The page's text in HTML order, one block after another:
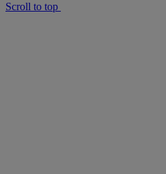
Scroll to top